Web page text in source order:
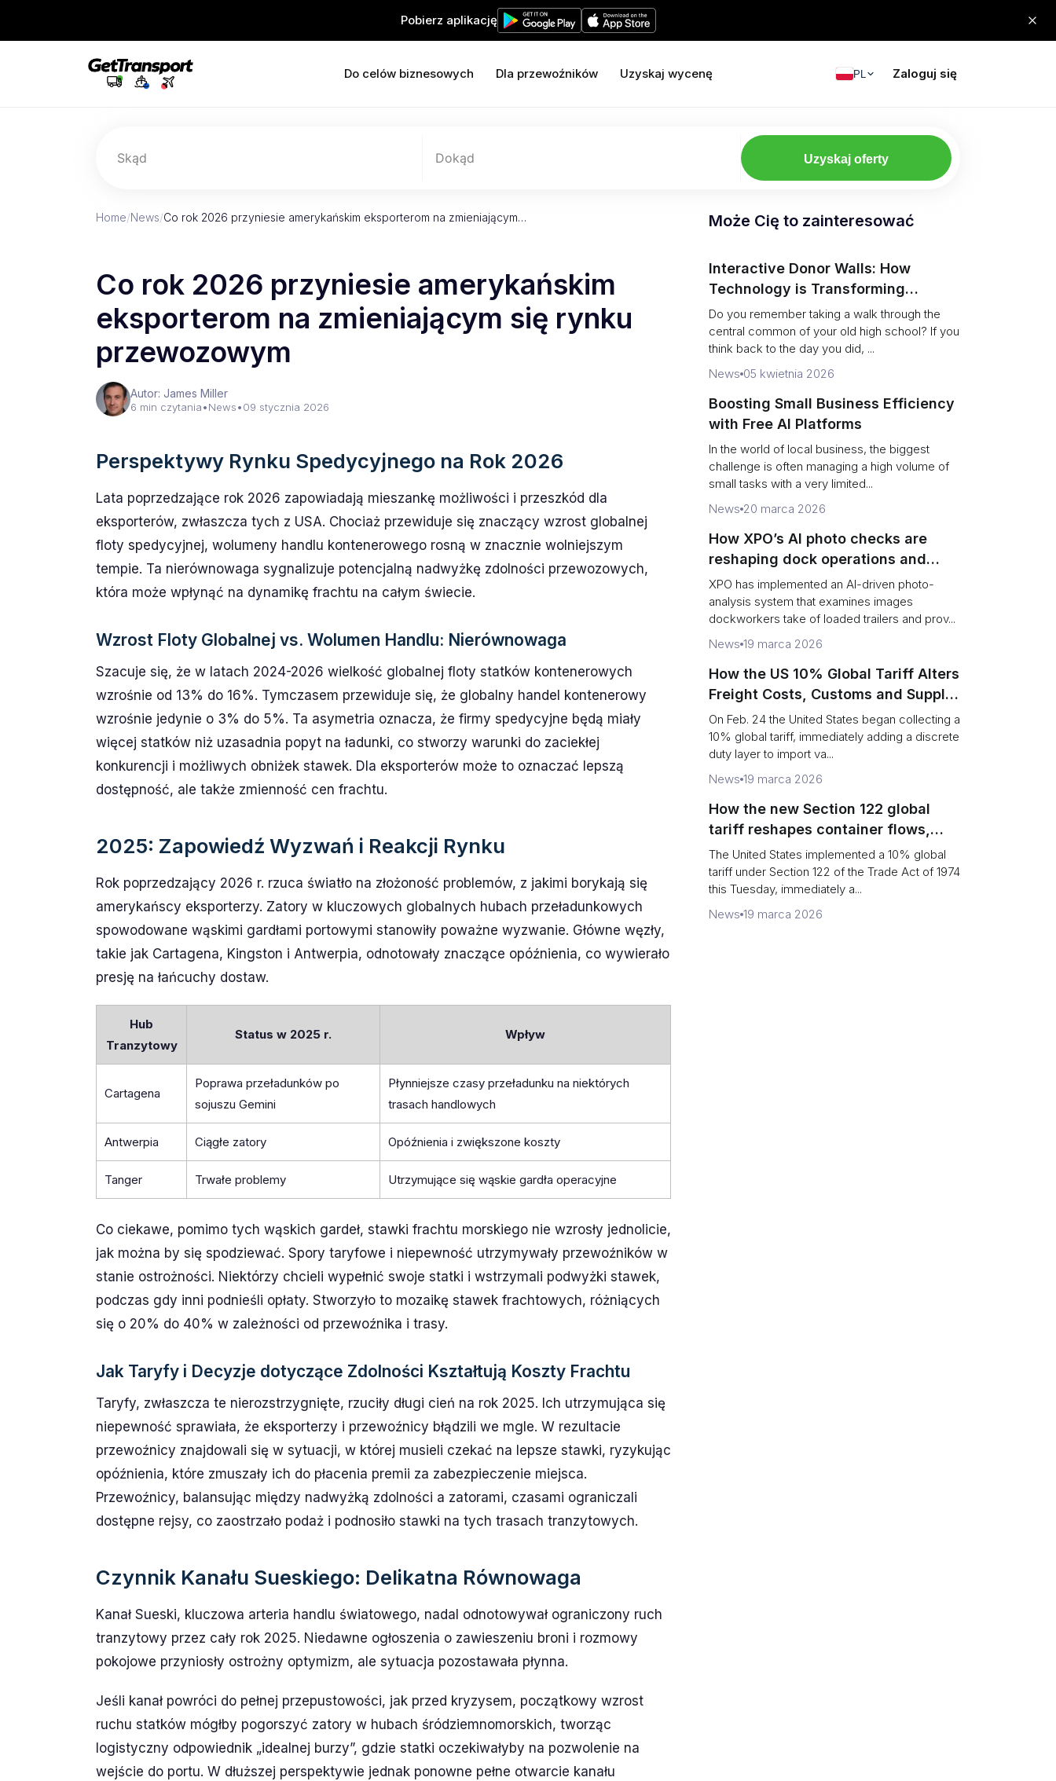
Pobierz aplikację
Do celów biznesowych Dla przewoźników Uzyskaj wycenę PL Zaloguj się
Skąd Dokąd Uzyskaj oferty
Home/News/Co rok 2026 przyniesie amerykańskim eksporterom na zmieniającym…
Co rok 2026 przyniesie amerykańskim
eksporterom na zmieniającym się rynku
przewozowym
Autor: James Miller
6 min czytania•News•09 stycznia 2026
Perspektywy Rynku Spedycyjnego na Rok 2026
Lata poprzedzające rok 2026 zapowiadają mieszankę możliwości i przeszkód dla
eksporterów, zwłaszcza tych z USA. Chociaż przewiduje się znaczący wzrost globalnej
floty spedycyjnej, wolumeny handlu kontenerowego rosną w znacznie wolniejszym
tempie. Ta nierównowaga sygnalizuje potencjalną nadwyżkę zdolności przewozowych,
która może wpłynąć na dynamikę frachtu na całym świecie.
Wzrost Floty Globalnej vs. Wolumen Handlu: Nierównowaga
Szacuje się, że w latach 2024-2026 wielkość globalnej floty statków kontenerowych
wzrośnie od 13% do 16%. Tymczasem przewiduje się, że globalny handel kontenerowy
wzrośnie jedynie o 3% do 5%. Ta asymetria oznacza, że firmy spedycyjne będą miały
więcej statków niż uzasadnia popyt na ładunki, co stworzy warunki do zaciekłej
konkurencji i możliwych obniżek stawek. Dla eksporterów może to oznaczać lepszą
dostępność, ale także zmienność cen frachtu.
2025: Zapowiedź Wyzwań i Reakcji Rynku
Rok poprzedzający 2026 r. rzuca światło na złożoność problemów, z jakimi borykają się
amerykańscy eksporterzy. Zatory w kluczowych globalnych hubach przeładunkowych
spowodowane wąskimi gardłami portowymi stanowiły poważne wyzwanie. Główne węzły,
takie jak Cartagena, Kingston i Antwerpia, odnotowały znaczące opóźnienia, co wywierało
presję na łańcuchy dostaw.
Hub
Tranzytowy
Status w 2025 r. Wpływ
Cartagena
Poprawa przeładunków po
sojuszu Gemini
Płynniejsze czasy przeładunku na niektórych
trasach handlowych
Antwerpia Ciągłe zatory Opóźnienia i zwiększone koszty
Tanger Trwałe problemy Utrzymujące się wąskie gardła operacyjne
Co ciekawe, pomimo tych wąskich gardeł, stawki frachtu morskiego nie wzrosły jednolicie,
jak można by się spodziewać. Spory taryfowe i niepewność utrzymywały przewoźników w
stanie ostrożności. Niektórzy chcieli wypełnić swoje statki i wstrzymali podwyżki stawek,
podczas gdy inni podnieśli opłaty. Stworzyło to mozaikę stawek frachtowych, różniących
się o 20% do 40% w zależności od przewoźnika i trasy.
Jak Taryfy i Decyzje dotyczące Zdolności Kształtują Koszty Frachtu
Taryfy, zwłaszcza te nierozstrzygnięte, rzuciły długi cień na rok 2025. Ich utrzymująca się
niepewność sprawiała, że eksporterzy i przewoźnicy błądzili we mgle. W rezultacie
przewoźnicy znajdowali się w sytuacji, w której musieli czekać na lepsze stawki, ryzykując
opóźnienia, które zmuszały ich do płacenia premii za zabezpieczenie miejsca.
Przewoźnicy, balansując między nadwyżką zdolności a zatorami, czasami ograniczali
dostępne rejsy, co zaostrzało podaż i podnosiło stawki na tych trasach tranzytowych.
Czynnik Kanału Sueskiego: Delikatna Równowaga
Kanał Sueski, kluczowa arteria handlu światowego, nadal odnotowywał ograniczony ruch
tranzytowy przez cały rok 2025. Niedawne ogłoszenia o zawieszeniu broni i rozmowy
pokojowe przyniosły ostrożny optymizm, ale sytuacja pozostawała płynna.
Jeśli kanał powróci do pełnej przepustowości, jak przed kryzysem, początkowy wzrost
ruchu statków mógłby pogorszyć zatory w hubach śródziemnomorskich, tworząc
logistyczny odpowiednik „idealnej burzy”, gdzie statki oczekiwałyby na pozwolenie na
wejście do portu. W dłuższej perspektywie jednak ponowne pełne otwarcie kanału
Może Cię to zainteresować
Interactive Donor Walls: How
Technology is Transforming
Campus Philanthropy
Do you remember taking a walk through the
central common of your old high school? If you
think back to the day you did, ...
News 05 kwietnia 2026
Boosting Small Business Efficiency
with Free AI Platforms
In the world of local business, the biggest
challenge is often managing a high volume of
small tasks with a very limited...
News 20 marca 2026
How XPO’s AI photo checks are
reshaping dock operations and
service response
XPO has implemented an AI-driven photo-
analysis system that examines images
dockworkers take of loaded trailers and prov...
News 19 marca 2026
How the US 10% Global Tariff Alters
Freight Costs, Customs and Supply
Chains
On Feb. 24 the United States began collecting a
10% global tariff, immediately adding a discrete
duty layer to import va...
News 19 marca 2026
How the new Section 122 global
tariff reshapes container flows,
airfreight and importer planning
The United States implemented a 10% global
tariff under Section 122 of the Trade Act of 1974
this Tuesday, immediately a...
News 19 marca 2026